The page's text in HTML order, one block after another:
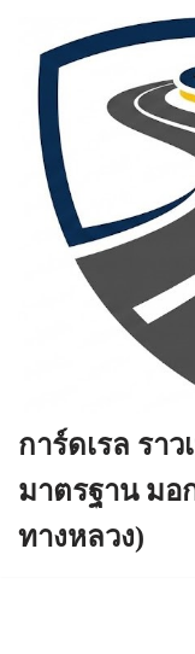
Skip
content
การ์ดเรล รา
มาตรฐาน มอ
ทางหลวง)